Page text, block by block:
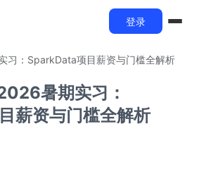
登录
习：SparkData项目薪资与门槛全解析
暑期实习：
薪资与门槛全解析